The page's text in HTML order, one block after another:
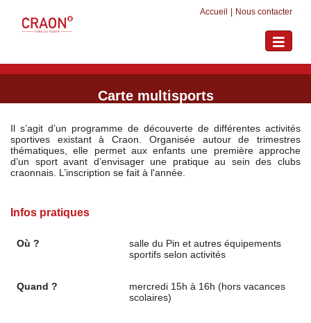
Accueil Nous contacter
Toggle
Carte multisports
Il s’agit d’un programme de découverte de différentes activités
sportives existant à Craon. Organisée autour de trimestres
thématiques, elle permet aux enfants une première approche
d’un sport avant d’envisager une pratique au sein des clubs
craonnais. L’inscription se fait à l'année.
Infos pratiques
Où ?
salle du Pin et autres équipements
sportifs selon activités
Quand ?
mercredi 15h à 16h (hors vacances
scolaires)